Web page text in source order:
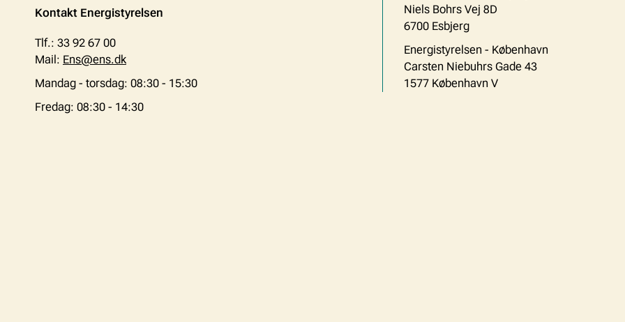
Kontakt Energistyrelsen
Tlf.: 33 92 67 00
Mail: Ens@ens.dk
Mandag - torsdag: 08:30 - 15:30
Fredag: 08:30 - 14:30
Niels Bohrs Vej 8D
6700 Esbjerg
Energistyrelsen - København
Carsten Niebuhrs Gade 43
1577 København V